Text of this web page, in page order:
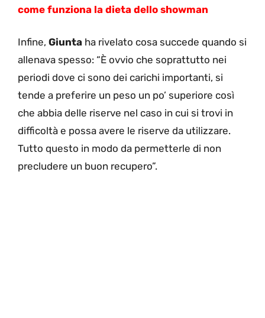
come funziona la dieta dello showman
Infine, Giunta ha rivelato cosa succede quando si
allenava spesso: “È ovvio che soprattutto nei
periodi dove ci sono dei carichi importanti, si
tende a preferire un peso un po’ superiore così
che abbia delle riserve nel caso in cui si trovi in
difficoltà e possa avere le riserve da utilizzare.
Tutto questo in modo da permetterle di non
precludere un buon recupero”.